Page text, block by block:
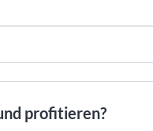
profitieren?